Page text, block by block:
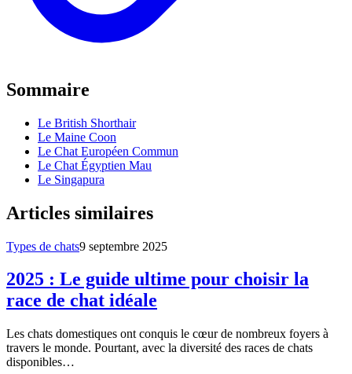
Sommaire
Le British Shorthair
Le Maine Coon
Le Chat Européen Commun
Le Chat Égyptien Mau
Le Singapura
Articles similaires
Types de chats9 septembre 2025
2025 : Le guide ultime pour choisir la
race de chat idéale
Les chats domestiques ont conquis le cœur de nombreux foyers à
travers le monde. Pourtant, avec la diversité des races de chats
disponibles…